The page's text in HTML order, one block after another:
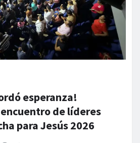
esperanza!
de líderes
para Jesús 2026